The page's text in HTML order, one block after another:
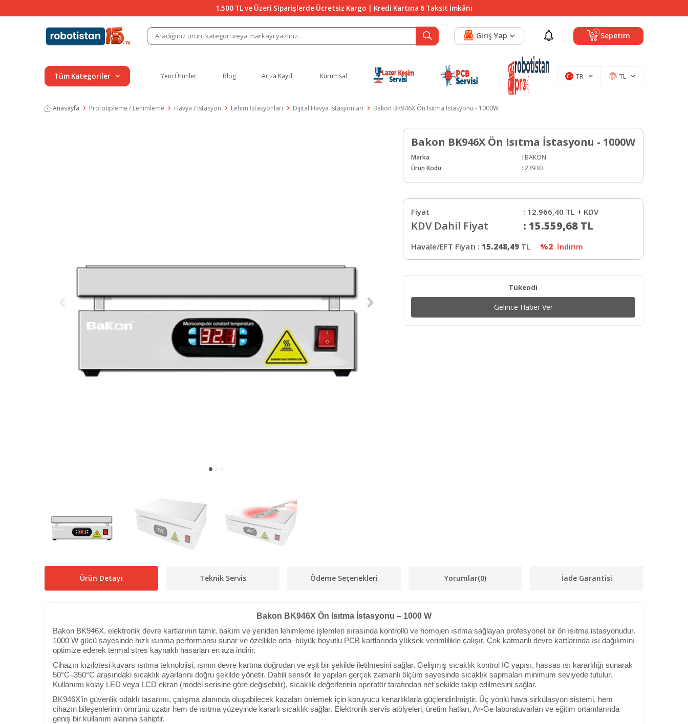
1.500 TL ve Üzeri Siparişlerde Ücretsiz Kargo | Kredi Kartına 6 Taksit İmkânı
0 Sepetim
Giriş Yap
Tüm Kategoriler Yeni Ürünler Blog Arıza Kaydı Kurumsal TR TL
Anasayfa Prototipleme / Lehimleme Havya / İstasyon Lehim İstasyonları Dijital Havya İstasyonları Bakon BK946X Ön Isıtma İstasyonu - 1000W
Bakon BK946X Ön Isıtma İstasyonu - 1000W
Marka : BAKON
Ürün Kodu
: 23930
Fiyat : 12.966,40 TL + KDV
KDV Dahil Fiyat : 15.559,68 TL
Havale/EFT Fiyatı : 15.248,49 TL %2 İndirim
Tükendi
Gelince Haber Ver
Ürün Detayı Teknik Servis Ödeme Seçenekleri Yorumlar(0) İade Garantisi
Bakon BK946X Ön Isıtma İstasyonu – 1000 W
Bakon BK946X, elektronik devre kartlarının tamir, bakım ve yeniden lehimleme işlemleri sırasında kontrollü ve homojen ısıtma sağlayan profesyonel bir ön ısıtma istasyonudur.
1000 W gücü sayesinde hızlı ısınma performansı sunar ve özellikle orta–büyük boyutlu PCB kartlarında yüksek verimlilikle çalışır. Çok katmanlı devre kartlarında ısı dağılımını
optimize ederek termal stres kaynaklı hasarları en aza indirir.
Cihazın kızılötesi kuvars ısıtma teknolojisi, ısının devre kartına doğrudan ve eşit bir şekilde iletilmesini sağlar. Gelişmiş sıcaklık kontrol IC yapısı, hassas ısı kararlılığı sunarak
50°C–350°C arasındaki sıcaklık ayarlarını doğru şekilde yönetir. Dahili sensör ile yapılan gerçek zamanlı ölçüm sayesinde sıcaklık sapmaları minimum seviyede tutulur.
Kullanımı kolay LED veya LCD ekran (model serisine göre değişebilir), sıcaklık değerlerinin operatör tarafından net şekilde takip edilmesini sağlar.
BK946X’in güvenlik odaklı tasarımı, çalışma alanında oluşabilecek kazaları önlemek için koruyucu kenarlıklarla güçlendirilmiştir. Üç yönlü hava sirkülasyon sistemi, hem
cihazın bileşenlerinin ömrünü uzatır hem de ısıtma yüzeyinde kararlı sıcaklık sağlar. Elektronik servis atölyeleri, üretim hatları, Ar-Ge laboratuvarları ve eğitim ortamlarında
geniş bir kullanım alanına sahiptir.